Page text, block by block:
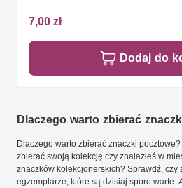
7,00 zł
Dodaj do
Dlaczego warto zbierać
Dlaczego warto zbierać znaczki
zbierać swoją kolekcję czy znalazłeś w
znaczków kolekcjonerskich? Sprawdź, czy
egzemplarze, które są dzisiaj sporo warte.